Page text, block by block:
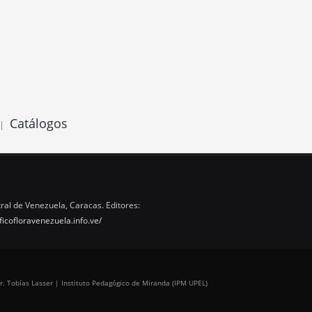
| Catálogos
de Venezuela, Caracas. Editores:
Lasser | Instituto Pedagógico de Miranda (IPM UPEL)